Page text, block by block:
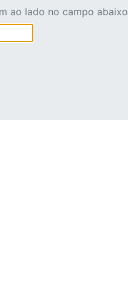
ao lado no campo abaixo